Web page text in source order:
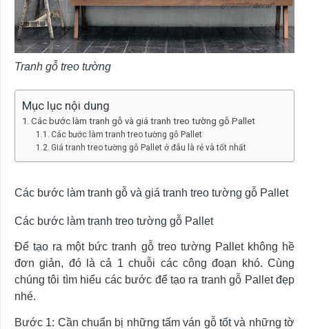
Tranh gỗ treo tường
Mục lục nội dung
Các bước làm tranh gỗ và giá tranh treo tường gỗ Pallet
Các bước làm tranh treo tường gỗ Pallet
Giá tranh treo tường gỗ Pallet ở đâu là rẻ và tốt nhất
Các bước làm tranh gỗ và giá tranh treo tường gỗ Pallet
Các bước làm tranh treo tường gỗ Pallet
Để tạo ra một bức tranh gỗ treo tường Pallet không hề
đơn giản, đó là cả 1 chuỗi các công đoạn khó. Cùng
chúng tôi tìm hiểu các bước để tạo ra tranh gỗ Pallet đẹp
nhé.
Bước 1: Cần chuẩn bị những tấm ván gỗ tốt và những tờ